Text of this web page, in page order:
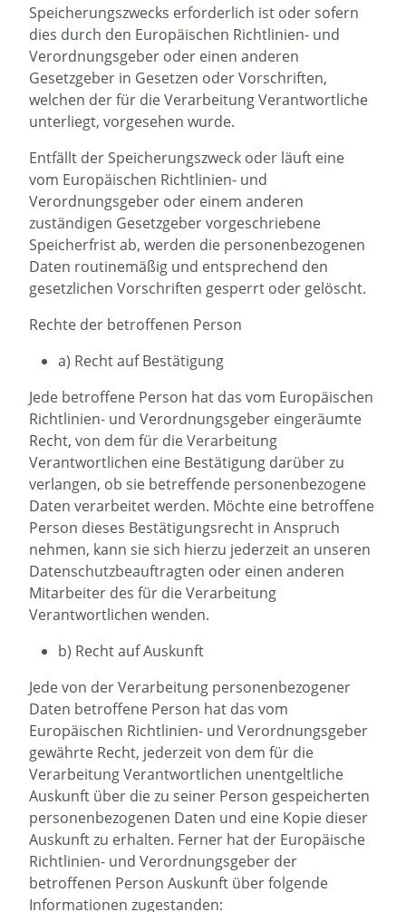
Speicherungszwecks erforderlich ist oder sofern
dies durch den Europäischen Richtlinien- und
Verordnungsgeber oder einen anderen
Gesetzgeber in Gesetzen oder Vorschriften,
welchen der für die Verarbeitung Verantwortliche
unterliegt, vorgesehen wurde.
Entfällt der Speicherungszweck oder läuft eine
vom Europäischen Richtlinien- und
Verordnungsgeber oder einem anderen
zuständigen Gesetzgeber vorgeschriebene
Speicherfrist ab, werden die personenbezogenen
Daten routinemäßig und entsprechend den
gesetzlichen Vorschriften gesperrt oder gelöscht.
Rechte der betroffenen Person
a) Recht auf Bestätigung
Jede betroffene Person hat das vom Europäischen
Richtlinien- und Verordnungsgeber eingeräumte
Recht, von dem für die Verarbeitung
Verantwortlichen eine Bestätigung darüber zu
verlangen, ob sie betreffende personenbezogene
Daten verarbeitet werden. Möchte eine betroffene
Person dieses Bestätigungsrecht in Anspruch
nehmen, kann sie sich hierzu jederzeit an unseren
Datenschutzbeauftragten oder einen anderen
Mitarbeiter des für die Verarbeitung
Verantwortlichen wenden.
b) Recht auf Auskunft
Jede von der Verarbeitung personenbezogener
Daten betroffene Person hat das vom
Europäischen Richtlinien- und Verordnungsgeber
gewährte Recht, jederzeit von dem für die
Verarbeitung Verantwortlichen unentgeltliche
Auskunft über die zu seiner Person gespeicherten
personenbezogenen Daten und eine Kopie dieser
Auskunft zu erhalten. Ferner hat der Europäische
Richtlinien- und Verordnungsgeber der
betroffenen Person Auskunft über folgende
Informationen zugestanden: